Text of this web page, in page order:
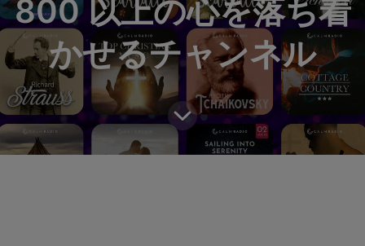
800 以上の心を落ち着
かせるチャンネル